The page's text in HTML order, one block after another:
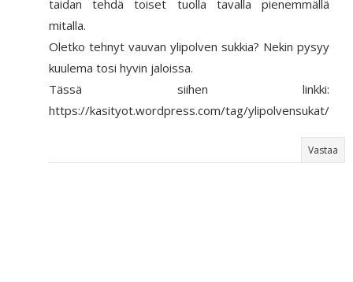
taidan tehdä toiset tuolla tavalla pienemmällä
mitalla.
Oletko tehnyt vauvan ylipolven sukkia? Nekin pysyy
kuulema tosi hyvin jaloissa.
Tässä siihen linkki:
https://kasityot.wordpress.com/tag/ylipolvensukat/
Vastaa